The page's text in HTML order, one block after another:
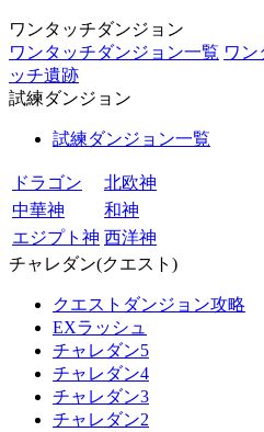
ワンタッチダンジョン
ワンタッチダンジョン一覧 ワン
ッチ遺跡
試練ダンジョン
試練ダンジョン一覧
ドラゴン
北欧神
中華神
和神
エジプト神 西洋神
チャレダン(クエスト)
クエストダンジョン攻略
EXラッシュ
チャレダン5
チャレダン4
チャレダン3
チャレダン2